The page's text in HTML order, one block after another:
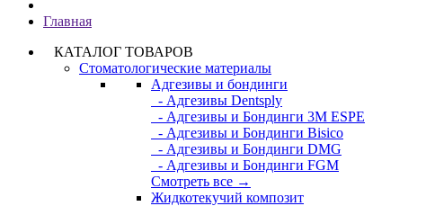
Главная
КАТАЛОГ ТОВАРОВ
Стоматологические материалы
Адгезивы и бондинги
- Адгезивы Dentsply
- Адгезивы и Бондинги 3M ESPE
- Адгезивы и Бондинги Bisico
- Адгезивы и Бондинги DMG
- Адгезивы и Бондинги FGM
Смотреть все →
Жидкотекучий композит